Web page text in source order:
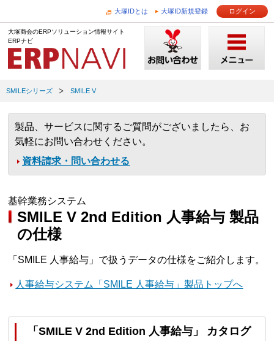
大塚IDとは 大塚ID新規登録 ログイン
大塚商会のERPソリューション情報サイト
ERPナビ
SMILEシリーズ SMILE V
製品、サービスに関するご質問がございましたら、お
気軽にお問い合わせください。
資料請求・問い合わせる
基幹業務システム
SMILE V 2nd Edition 人事給与 製品
の仕様
「SMILE 人事給与」で扱うデータの仕様をご紹介します。
人事給与システム「SMILE 人事給与」製品トップへ
「SMILE V 2nd Edition 人事給与」 カタログ